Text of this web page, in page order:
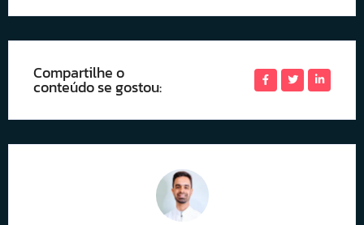
Compartilhe o
conteúdo se gostou: